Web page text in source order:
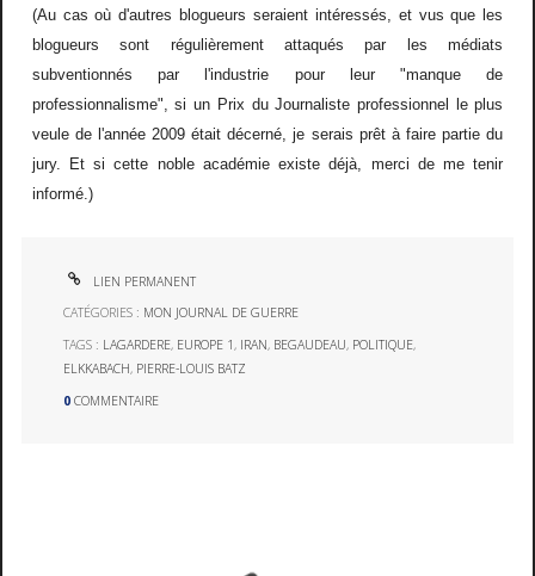
(Au cas où d'autres blogueurs seraient intéressés, et vus que les
blogueurs sont régulièrement attaqués par les médiats
subventionnés par l'industrie pour leur "manque de
professionnalisme", si un Prix du Journaliste professionnel le plus
veule de l'année 2009 était décerné, je serais prêt à faire partie du
jury. Et si cette noble académie existe déjà, merci de me tenir
informé.)
LIEN PERMANENT
CATÉGORIES : MON JOURNAL DE GUERRE
TAGS : LAGARDERE, EUROPE 1, IRAN, BEGAUDEAU, POLITIQUE,
ELKKABACH, PIERRE-LOUIS BATZ
0 COMMENTAIRE